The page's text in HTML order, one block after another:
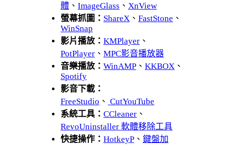
體 、 ImageGlass 、 XnView
螢幕抓圖： ShareX 、 FastStone 、
WinSnap
影片播放： KMPlayer 、
PotPlayer 、 MPC影音播放器
音樂播放： WinAMP 、 KKBOX 、
Spotify
影音下載：
FreeStudio 、 CutYouTube
系統工具： CCleaner 、
RevoUninstaller 軟體移除工具
快捷操作： HotkeyP 、 鍵盤加